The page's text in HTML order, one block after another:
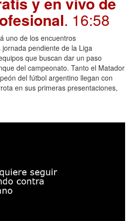
. 16:58
uno de los encuentros
pendiente de la Liga
que buscan dar un paso
del campeonato. Tanto el Matador
del fútbol argentino llegan con
en sus primeras presentaciones,